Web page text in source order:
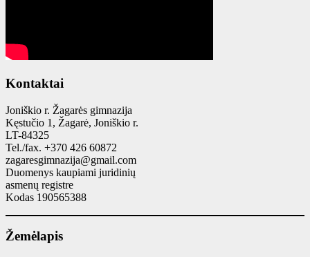
Kontaktai
Joniškio r. Žagarės gimnazija
Kęstučio 1, Žagarė, Joniškio r.
LT-84325
Tel./fax. +370 426 60872
zagaresgimnazija@gmail.com
Duomenys kaupiami juridinių
asmenų registre
Kodas 190565388
Žemėlapis